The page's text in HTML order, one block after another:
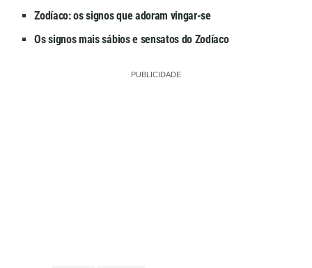
Zodíaco: os signos que adoram vingar-se
Os signos mais sábios e sensatos do Zodíaco
PUBLICIDADE